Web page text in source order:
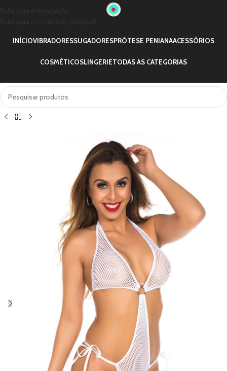
INÍCIOVIBRADORESSUGADORESPRÓTESE PENIANAACESSÓRIOS
COSMÉTICOSLINGERIETODAS AS CATEGORIAS